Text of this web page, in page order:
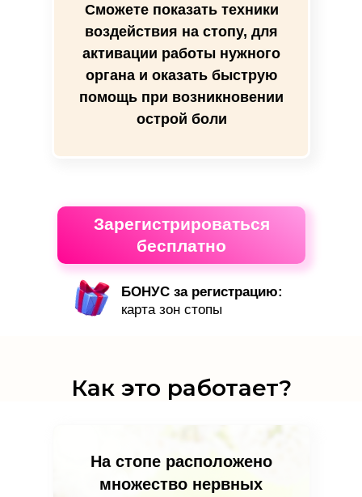
Сможете показать техники
воздействия на стопу, для
активации работы нужного
органа и оказать быструю
помощь при возникновении
острой боли
Зарегистрироваться
бесплатно
БОНУС за регистрацию:
карта зон стопы
Как это работает?
На стопе расположено
множество нервных